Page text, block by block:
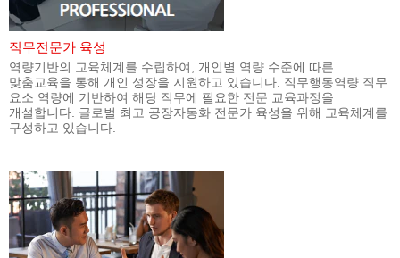
직무전문가 육성
역량기반의 교육체계를 수립하여, 개인별 역량 수준에 따른
맞춤교육을 통해 개인 성장을 지원하고 있습니다. 직무행동역량 직무
요소 역량에 기반하여 해당 직무에 필요한 전문 교육과정을
개설합니다. 글로벌 최고 공장자동화 전문가 육성을 위해 교육체계를
구성하고 있습니다.